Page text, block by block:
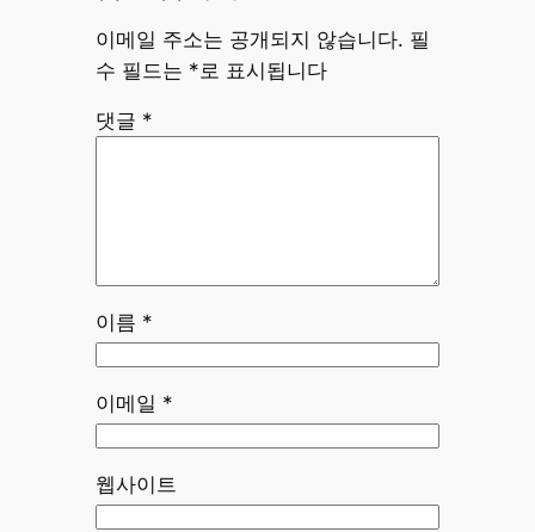
이메일 주소는 공개되지 않습니다. 필
수 필드는 * 로 표시됩니다
댓글 *
이름 *
이메일 *
웹사이트